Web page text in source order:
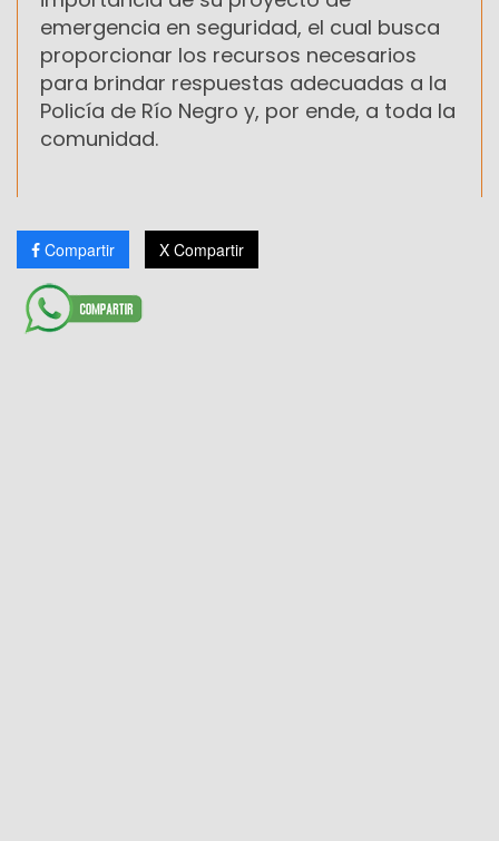
emergencia en seguridad, el cual busca
proporcionar los recursos necesarios
para brindar respuestas adecuadas a la
Policía de Río Negro y, por ende, a toda la
comunidad.
Compartir X Compartir